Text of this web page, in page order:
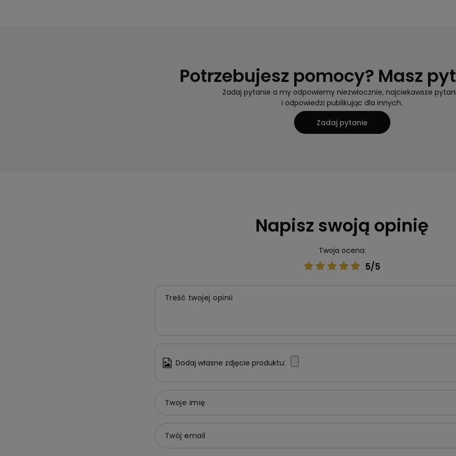
Potrzebujesz pomocy? Masz
Zadaj pytanie a my odpowiemy niezwłocznie, najciekawsze
i odpowiedzi publikując dla innych.
Zadaj pytanie
Napisz swoją opinię
Twoja ocena:
5/5
Treść twojej opinii
Dodaj własne zdjęcie produktu:
Twoje imię
Twój email